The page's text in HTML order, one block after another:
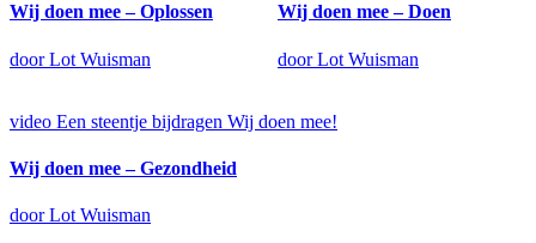
Wij doen mee – Oplossen
door Lot Wuisman
Wij doen mee – Doen
door Lot Wuisman
video Een steentje bijdragen Wij doen mee!
Wij doen mee – Gezondheid
door Lot Wuisman